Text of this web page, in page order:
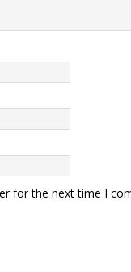
for the next time I